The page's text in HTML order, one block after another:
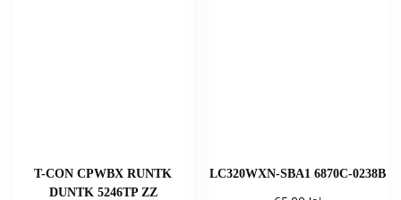
T-CON CPWBX RUNTK
DUNTK 5246TP ZZ
LC320WXN-SBA1 6870C-0238B